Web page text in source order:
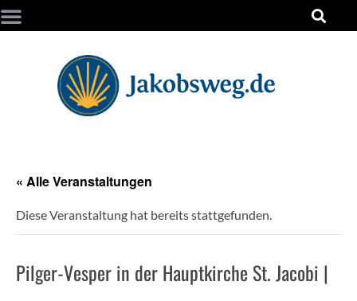
« Alle Veranstaltungen
Diese Veranstaltung hat bereits stattgefunden.
Pilger-Vesper in der Hauptkirche St. Jacobi |